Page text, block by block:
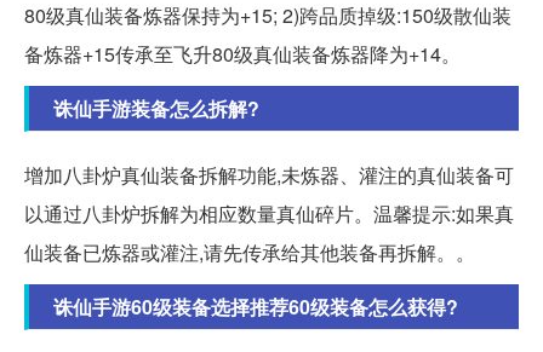
80级真仙装备炼器保持为+15; 2)跨品质掉级:150级散仙装
备炼器+15传承至飞升80级真仙装备炼器降为+14。
诛仙手游装备怎么拆解?
增加八卦炉真仙装备拆解功能,未炼器、灌注的真仙装备可
以通过八卦炉拆解为相应数量真仙碎片。温馨提示:如果真
仙装备已炼器或灌注,请先传承给其他装备再拆解。。
诛仙手游60级装备选择推荐60级装备怎么获得?